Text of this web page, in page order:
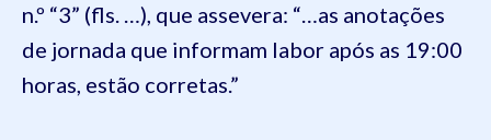
n.º “3” (fls. …), que assevera: “…as anotações
de jornada que informam labor após as 19:00
horas, estão corretas.”